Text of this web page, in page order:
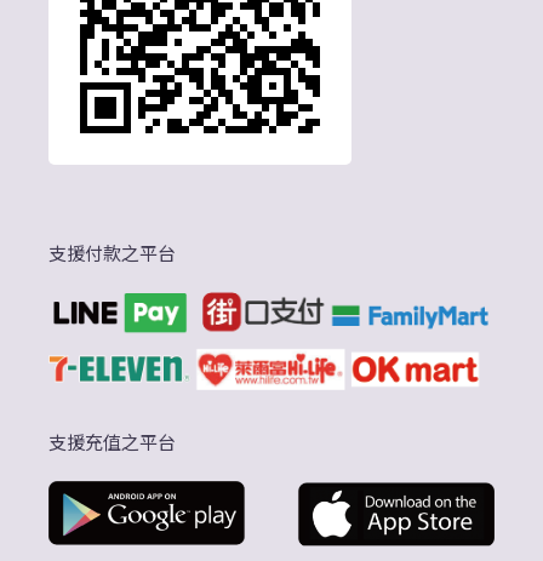
支援付款之平台
支援充值之平台